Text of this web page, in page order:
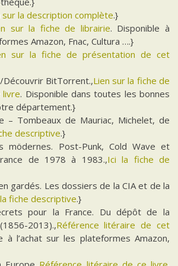
sur la description complète.}
sur la fiche de librairie. Disponible à
Amazon, Fnac, Cultura ….}
sur la fiche de présentation de cet
BitTorrent.,Lien sur la fiche de
. Disponible dans toutes les bonnes
département.}
– Tombeaux de Mauriac, Michelet, de
descriptive.}
mödernes. Post-Punk, Cold Wave et
de 1978 à 1983.,Ici la fiche de
gardés. Les dossiers de la CIA et de la
fiche descriptive.}
pour la France. Du dépôt de la
2013).,Référence litéraire de cet
à l’achat sur les plateformes Amazon,